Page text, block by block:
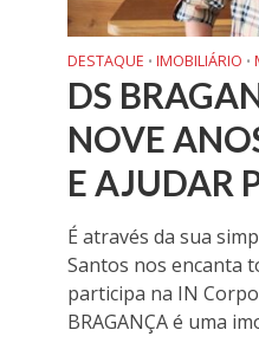
DESTAQUE • IMOBILIÁRIO •
DS
NOVE
E AJUDAR
É através da sua
Santos nos encanta
participa na IN
BRAGANÇA é uma